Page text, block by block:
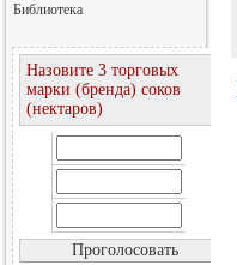
Библиотека
Назовите 3 торговых
марки (бренда) соков
(нектаров)